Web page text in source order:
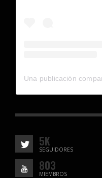
5K
SEGUIDORES
803
MIEMBROS